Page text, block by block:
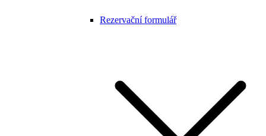
Rezervační formulář